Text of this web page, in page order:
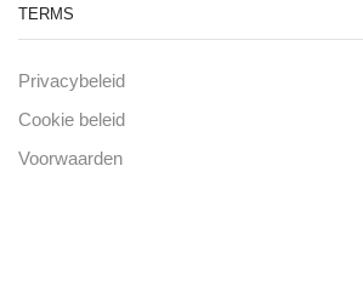
TERMS
Privacybeleid
Cookie beleid
Voorwaarden